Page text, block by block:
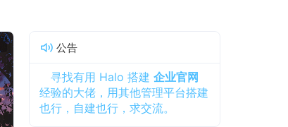
公告
寻找有用 Halo 搭建 企业官网
经验的大佬，用其他管理平台搭建
也行，自建也行，求交流。